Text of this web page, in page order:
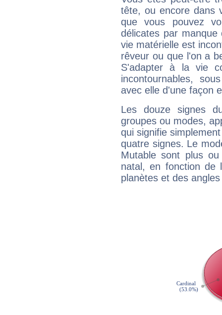
tête, ou encore dans
que vous pouvez
délicates par
vie matérielle est
rêveur ou que l'on a
S'adapter à la vie
incontournables,
avec elle d'une façon
Les douze signes
groupes ou modes,
qui signifie
quatre signes. Le
Mutable sont plus
natal, en fonction de
planètes et des